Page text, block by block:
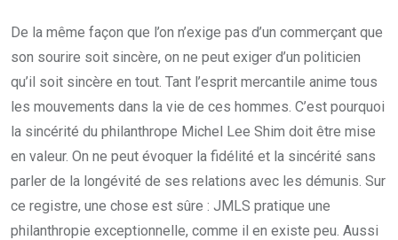
De la même façon que l’on n’exige pas d’un commerçant que
son sourire soit sincère, on ne peut exiger d’un politicien
qu’il soit sincère en tout. Tant l’esprit mercantile anime tous
les mouvements dans la vie de ces hommes. C’est pourquoi
la sincérité du philanthrope Michel Lee Shim doit être mise
en valeur. On ne peut évoquer la fidélité et la sincérité sans
parler de la longévité de ses relations avec les démunis. Sur
ce registre, une chose est sûre : JMLS pratique une
philanthropie exceptionnelle, comme il en existe peu. Aussi